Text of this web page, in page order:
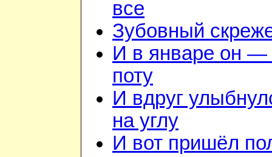
все
Зубовный
И в январе он —
поту
И вдруг
на углу
И вот пришёл